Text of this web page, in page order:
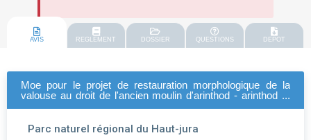
AVIS REGLEMENT DOSSIER QUESTIONS DEPOT
Moe pour le projet de restauration morphologique de la
valouse au droit de l'ancien moulin d'arinthod - arinthod et
Parc naturel régional du Haut-jura